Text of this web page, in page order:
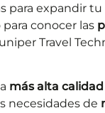
para expandir tu
conocer las
Travel
más alta
necesidades de